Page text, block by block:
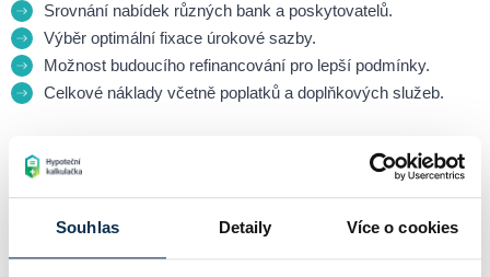
Souhlas Detaily Více o cookies
Srovnání nabídek různých bank a poskytovatelů.
Výběr optimální fixace úrokové sazby.
Možnost budoucího refinancování pro lepší podmínky.
Celkové náklady včetně poplatků a doplňkových služeb.
Jak získat hypotéku pro mladé